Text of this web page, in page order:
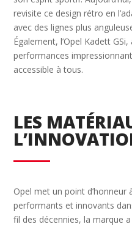
revisite ce design rétro en
avec des lignes plus
Également, l’Opel Kadett
performances
accessible à tous.
LES
Opel met un point d’honneur
performants et innovants
fil des décennies, la marque